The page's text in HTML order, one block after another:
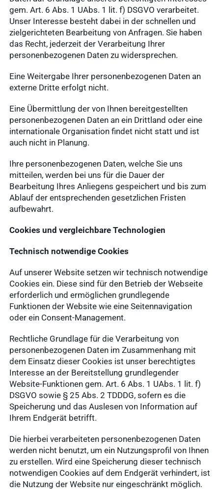
gem. Art. 6 Abs. 1 UAbs. 1 lit. f) DSGVO verarbeitet.
Unser Interesse besteht dabei in der schnellen und
zielgerichteten Bearbeitung von Anfragen. Sie haben
das Recht, jederzeit der Verarbeitung Ihrer
personenbezogenen Daten zu widersprechen.
Eine Weitergabe Ihrer personenbezogenen Daten an
externe Dritte erfolgt nicht.
Eine Übermittlung der von Ihnen bereitgestellten
personenbezogenen Daten an ein Drittland oder eine
internationale Organisation findet nicht statt und ist
auch nicht in Planung.
Ihre personenbezogenen Daten, welche Sie uns
mitteilen, werden bei uns für die Dauer der
Bearbeitung Ihres Anliegens gespeichert und bis zum
Ablauf der entsprechenden gesetzlichen Fristen
aufbewahrt.
Cookies und vergleichbare Technologien
Technisch notwendige Cookies
Auf unserer Website setzen wir technisch notwendige
Cookies ein. Diese sind für den Betrieb der Webseite
erforderlich und ermöglichen grundlegende
Funktionen der Website wie eine Seitennavigation
oder ein Consent-Management.
Rechtliche Grundlage für die Verarbeitung von
personenbezogenen Daten im Zusammenhang mit
dem Einsatz dieser Cookies ist unser berechtigtes
Interesse an der Bereitstellung grundlegender
Website-Funktionen gem. Art. 6 Abs. 1 UAbs. 1 lit. f)
DSGVO sowie § 25 Abs. 2 TDDDG, sofern es die
Speicherung und das Auslesen von Information auf
Ihrem Endgerät betrifft.
Die hierbei verarbeiteten personenbezogenen Daten
werden nicht benutzt, um ein Nutzungsprofil von Ihnen
zu erstellen. Wird eine Speicherung dieser technisch
notwendigen Cookies auf dem Endgerät verhindert, ist
die Nutzung der Website nur eingeschränkt möglich.